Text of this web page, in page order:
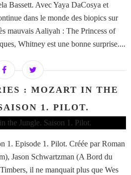
Bassett. Avec Yaya DaCosya et
dans le monde des biopics sur
mauvais Aaliyah : The Princess of
Whitney est une bonne surprise....
: MOZART IN THE
1. PILOT.
1. Episode 1. Pilot. Créée par Roman
Jason Schwartzman (A Bord du
il ne manquait plus que Wes